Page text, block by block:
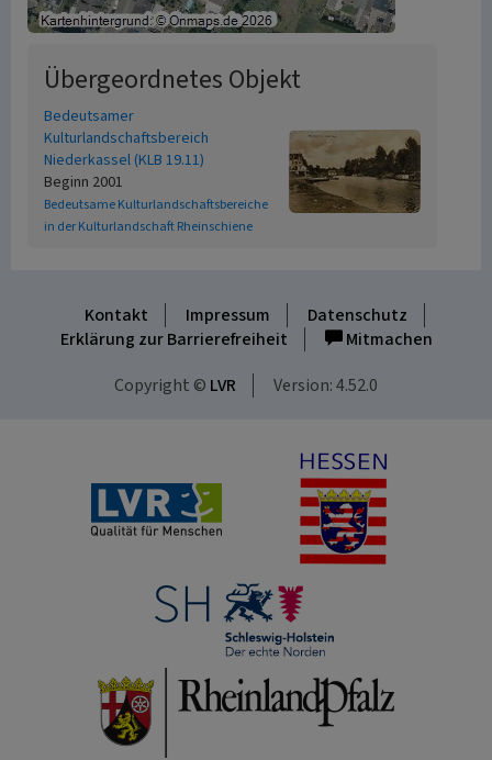
Übergeordnetes Objekt
Bedeutsamer
Kulturlandschaftsbereich
Niederkassel (KLB 19.11)
Beginn 2001
Bedeutsame Kulturlandschaftsbereiche
in der Kulturlandschaft Rheinschiene
Kontakt Impressum
Datenschutz
Erklärung zur Barrierefreiheit
Mitmachen
Copyright © LVR Version: 4.52.0